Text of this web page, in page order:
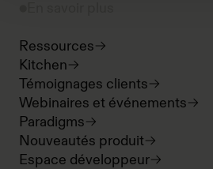
Ressources
Kitchen
Témoignages clients
Webinaires et événements
Paradigms
Nouveautés produit
Espace développeur